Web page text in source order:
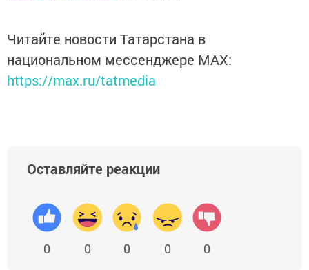
Читайте новости Татарстана в
национальном мессенджере MАХ:
https://max.ru/tatmedia
Оставляйте реакции
0 0 0 0 0